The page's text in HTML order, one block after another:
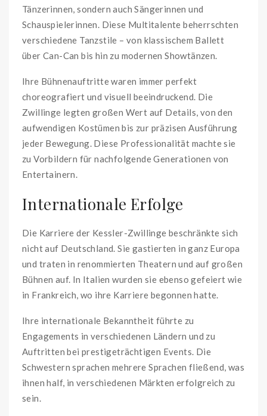
Tänzerinnen, sondern auch Sängerinnen und
Schauspielerinnen. Diese Multitalente beherrschten
verschiedene Tanzstile – von klassischem Ballett
über Can-Can bis hin zu modernen Showtänzen.
Ihre Bühnenauftritte waren immer perfekt
choreografiert und visuell beeindruckend. Die
Zwillinge legten großen Wert auf Details, von den
aufwendigen Kostümen bis zur präzisen Ausführung
jeder Bewegung. Diese Professionalität machte sie
zu Vorbildern für nachfolgende Generationen von
Entertainern.
Internationale Erfolge
Die Karriere der Kessler-Zwillinge beschränkte sich
nicht auf Deutschland. Sie gastierten in ganz Europa
und traten in renommierten Theatern und auf großen
Bühnen auf. In Italien wurden sie ebenso gefeiert wie
in Frankreich, wo ihre Karriere begonnen hatte.
Ihre internationale Bekanntheit führte zu
Engagements in verschiedenen Ländern und zu
Auftritten bei prestigeträchtigen Events. Die
Schwestern sprachen mehrere Sprachen fließend, was
ihnen half, in verschiedenen Märkten erfolgreich zu
sein.